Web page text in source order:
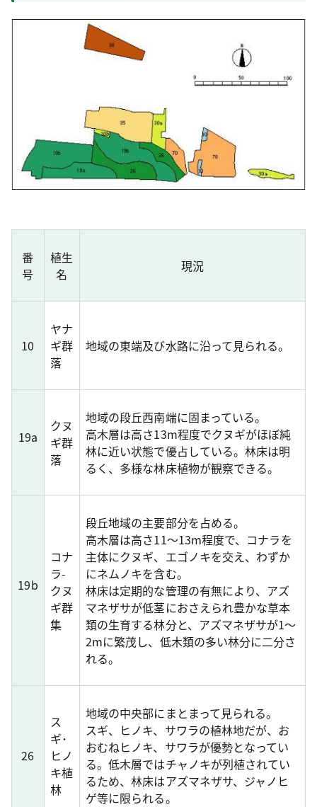
番
号
植生
名
現況
10
ヤナ
ギ群
落
地域の東端及び水路に沿って見られる。
19a
クヌ
ギ群
落
地域の段丘西南端に固まっている。
高木層は高さ13m程度でクヌギがほぼ純
林に近い状態で優占している。林床は明
るく、多様な林床植物が観察できる。
19b
コナ
ラ-
クヌ
ギ群
集
段丘地域の主要部分を占める。
高木層は高さ11～13m程度で、コナラを
主体にクヌギ、エゴノキを交え、わずか
にネムノキを含む。
林床は定期的な管理の有無により、アズ
マネザサが低茎におさえられ豊かな草本
類の生育する林分と、アズマネザサが1～
2mに繁茂し、低木類の多い林分に二分さ
れる。
26
ス
ギ･
ヒノ
キ植
林
地域の中央部にまとまって見られる。
スギ、ヒノキ、サワラの植林地だが、お
おむねヒノキ、サワラが優勢となってい
る。低木層ではチャノキが列植されてい
るため、林床はアズマネザサ、ジャノヒ
ゲ等に限られる。